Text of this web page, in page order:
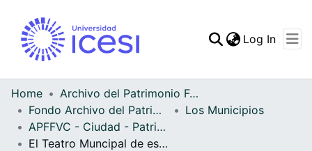
Statistics
Log In
Home
Archivo del Patrimonio Fotográfico y Fílmico del Valle del Cauca
Fondo Archivo del Patrimonio Fotográfico y Fílmico del Valle del Cauca
Los Municipios
APFFVC - Ciudad - Patrimonial
El Teatro Muncipal de estilo neoclásico